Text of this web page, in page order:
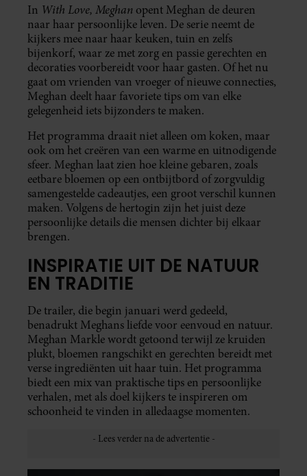
In With Love, Meghan opent Meghan de deuren
naar haar persoonlijke leven. De serie neemt de
kijkers mee naar haar keuken, tuin en zelfs
bijenkorf, waar ze met zorg en passie gerechten en
decoraties voorbereidt voor haar gasten. Of het nu
gaat om vrienden van vroeger of nieuwe connecties,
Meghan deelt haar favoriete tips om van elke
gelegenheid iets bijzonders te maken.
Het programma draait niet alleen om koken, maar
ook om het creëren van een warme en uitnodigende
sfeer. Meghan laat zien hoe kleine gebaren, zoals
eetbare bloemen op een ontbijtbord of zorgvuldig
samengestelde cadeautjes, een groot verschil kunnen
maken. Volgens de hertogin zijn het juist deze
persoonlijke details die mensen dichter bij elkaar
brengen.
INSPIRATIE UIT DE NATUUR
EN TRADITIE
De trailer, die begin januari werd gedeeld,
benadrukt Meghans liefde voor eenvoud en natuur.
Meghan Markle wordt getoond terwijl ze kruiden
plukt, bloemen rangschikt en gerechten bereidt met
verse ingrediënten uit haar tuin. Het programma
biedt een mix van praktische tips en persoonlijke
verhalen, met als doel kijkers te inspireren om
schoonheid te vinden in alledaagse momenten.